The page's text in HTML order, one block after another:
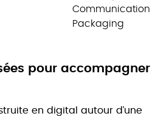
pour accompagner
en digital autour d’une
Communication
Packaging